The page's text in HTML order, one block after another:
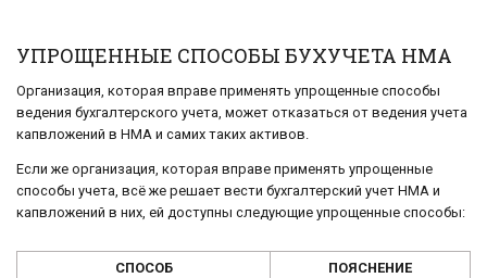
УПРОЩЕННЫЕ СПОСОБЫ БУХУЧЕТА НМА
Организация, которая вправе применять упрощенные способы
ведения бухгалтерского учета, может отказаться от ведения учета
капвложений в НМА и самих таких активов.
Если же организация, которая вправе применять упрощенные
способы учета, всё же решает вести бухгалтерский учет НМА и
капвложений в них, ей доступны следующие упрощенные способы:
СПОСОБ ПОЯСНЕНИЕ